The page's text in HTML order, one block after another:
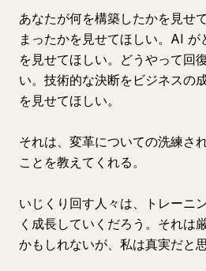
あなたが何を構築したかを見せ
まったかを見せてほしい。AI
を見せてほしい。どうやって回
い。技術的な決断をビジネスの
を見せてほしい。
それは、変革についての洗練さ
ことを教えてくれる。
いじくり回す人々は、トレーニ
く成長していくだろう。それは
かもしれないが、私は真実だと思